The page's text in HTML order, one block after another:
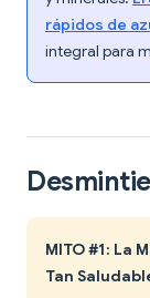
rápidos de
integral para
MITO #1: La
Tan